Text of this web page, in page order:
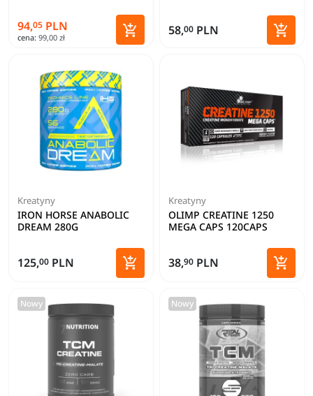
94,05 PLN
cena: 99,00 zł 
Dodaj do koszyka
58,00 PLN 
Kreatyny
IRON HORSE ANABOLIC
DREAM 280G
125,00 PLN 
Dodaj do koszyka
Kreatyny
OLIMP CREATINE 1250
MEGA CAPS 120CAPS
38,90 PLN 
Dodaj
Nowy Nowy